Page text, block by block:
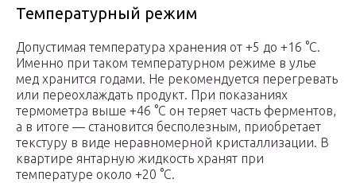
Температурный режим
Допустимая температура хранения от +5 до +16 °C.
Именно при таком температурном режиме в улье
мед хранится годами. Не рекомендуется перегревать
или переохлаждать продукт. При показаниях
термометра выше +46 °C он теряет часть ферментов,
а в итоге — становится бесполезным, приобретает
текстуру в виде неравномерной кристаллизации. В
квартире янтарную жидкость хранят при
температуре около +20 °C.